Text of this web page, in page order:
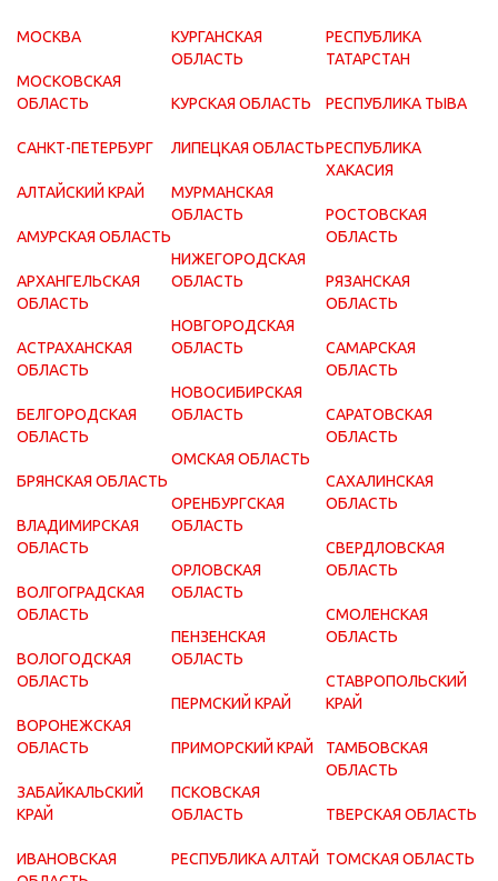
МОСКВА
МОСКОВСКАЯ
ОБЛАСТЬ
САНКТ-ПЕТЕРБУРГ
АЛТАЙСКИЙ КРАЙ
АМУРСКАЯ ОБЛАСТЬ
АРХАНГЕЛЬСКАЯ
ОБЛАСТЬ
АСТРАХАНСКАЯ
ОБЛАСТЬ
БЕЛГОРОДСКАЯ
ОБЛАСТЬ
БРЯНСКАЯ ОБЛАСТЬ
ВЛАДИМИРСКАЯ
ОБЛАСТЬ
ВОЛГОГРАДСКАЯ
ОБЛАСТЬ
ВОЛОГОДСКАЯ
ОБЛАСТЬ
ВОРОНЕЖСКАЯ
ОБЛАСТЬ
ЗАБАЙКАЛЬСКИЙ
КРАЙ
ИВАНОВСКАЯ
КУРГАНСКАЯ
ОБЛАСТЬ
КУРСКАЯ ОБЛАСТЬ
ЛИПЕЦКАЯ ОБЛАСТЬ
МУРМАНСКАЯ
ОБЛАСТЬ
НИЖЕГОРОДСКАЯ
ОБЛАСТЬ
НОВГОРОДСКАЯ
ОБЛАСТЬ
НОВОСИБИРСКАЯ
ОБЛАСТЬ
ОМСКАЯ ОБЛАСТЬ
ОРЕНБУРГСКАЯ
ОБЛАСТЬ
ОРЛОВСКАЯ
ОБЛАСТЬ
ПЕНЗЕНСКАЯ
ОБЛАСТЬ
ПЕРМСКИЙ КРАЙ
ПРИМОРСКИЙ КРАЙ
ПСКОВСКАЯ
ОБЛАСТЬ
РЕСПУБЛИКА АЛТАЙ
РЕСПУБЛИКА
ТАТАРСТАН
РЕСПУБЛИКА ТЫВА
РЕСПУБЛИКА
ХАКАСИЯ
РОСТОВСКАЯ
ОБЛАСТЬ
РЯЗАНСКАЯ
ОБЛАСТЬ
САМАРСКАЯ
ОБЛАСТЬ
САРАТОВСКАЯ
ОБЛАСТЬ
САХАЛИНСКАЯ
ОБЛАСТЬ
СВЕРДЛОВСКАЯ
ОБЛАСТЬ
СМОЛЕНСКАЯ
ОБЛАСТЬ
СТАВРОПОЛЬСКИЙ
КРАЙ
ТАМБОВСКАЯ
ОБЛАСТЬ
ТВЕРСКАЯ ОБЛАСТЬ
ТОМСКАЯ ОБЛАСТЬ